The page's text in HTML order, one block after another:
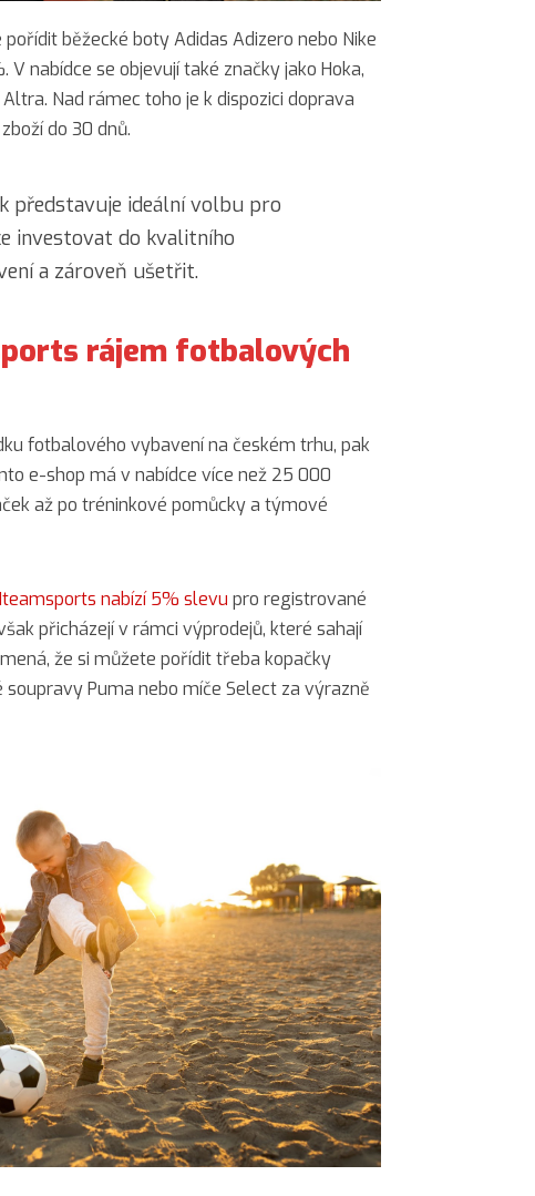
běžecké boty Adidas Adizero nebo Nike
nabídce se objevují také značky jako Hoka,
Nad rámec toho je k dispozici doprava
do 30 dnů.
představuje ideální volbu pro
investovat do kvalitního
a zároveň ušetřit.
rájem fotbalových
fotbalového vybavení na českém trhu, pak
e-shop má v nabídce více než 25 000
až po tréninkové pomůcky a týmové
nabízí 5% slevu pro registrované
přicházejí v rámci výprodejů, které sahají
že si můžete pořídit třeba kopačky
soupravy Puma nebo míče Select za výrazně